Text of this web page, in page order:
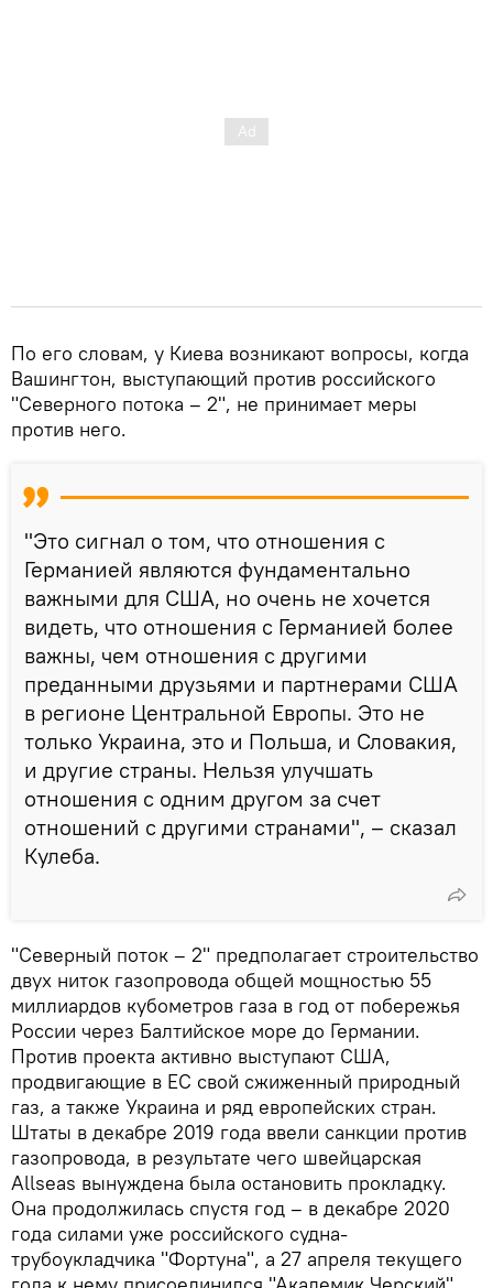
По его словам, у Киева возникают вопросы, когда
Вашингтон, выступающий против российского
"Северного потока – 2", не принимает меры
против него.
"Это сигнал о том, что отношения с
Германией являются фундаментально
важными для США, но очень не хочется
видеть, что отношения с Германией более
важны, чем отношения с другими
преданными друзьями и партнерами США
в регионе Центральной Европы. Это не
только Украина, это и Польша, и Словакия,
и другие страны. Нельзя улучшать
отношения с одним другом за счет
отношений с другими странами", – сказал
Кулеба.
"Северный поток – 2" предполагает строительство
двух ниток газопровода общей мощностью 55
миллиардов кубометров газа в год от побережья
России через Балтийское море до Германии.
Против проекта активно выступают США,
продвигающие в ЕС свой сжиженный природный
газ, а также Украина и ряд европейских стран.
Штаты в декабре 2019 года ввели санкции против
газопровода, в результате чего швейцарская
Allseas вынуждена была остановить прокладку.
Она продолжилась спустя год – в декабре 2020
года силами уже российского судна-
трубоукладчика "Фортуна", а 27 апреля текущего